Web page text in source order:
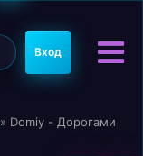
Вход
» Domiy - Дорогами